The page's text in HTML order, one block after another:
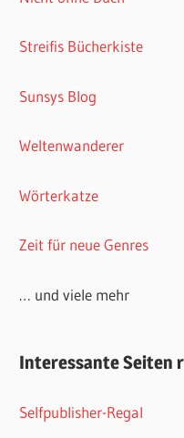
Streifis Bücherkiste
Sunsys Blog
Weltenwanderer
Wörterkatze
Zeit für neue Genres
… und viele mehr
Interessante Seiten
Selfpublisher-Regal